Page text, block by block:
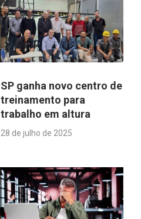
SP ganha novo centro de
treinamento para
trabalho em altura
28 de julho de 2025